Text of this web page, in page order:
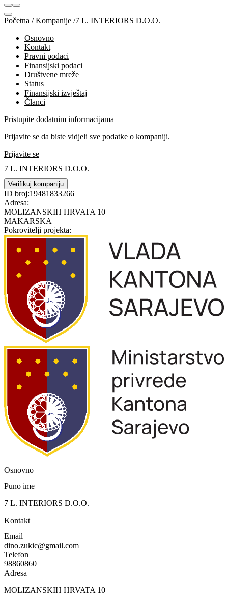
Početna /Kompanije /7 L. INTERIORS D.O.O.
Osnovno
Kontakt
Pravni podaci
Finansijski podaci
Društvene mreže
Status
Finansijski izvještaj
Članci
Pristupite dodatnim informacijama
Prijavite se da biste vidjeli sve podatke o kompaniji.
Prijavite se
7 L. INTERIORS D.O.O.
Verifikuj kompaniju
ID broj:19481833266
Adresa:
MOLIZANSKIH HRVATA 10
MAKARSKA
Pokrovitelji projekta:
Osnovno
Puno ime
7 L. INTERIORS D.O.O.
Kontakt
Email
dino.zukic@gmail.com
Telefon
98860860
Adresa
MOLIZANSKIH HRVATA 10